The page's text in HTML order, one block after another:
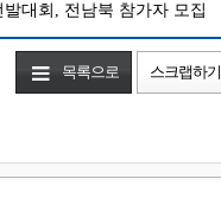
대회, 전남북 참가자 모집
목록으로 스크랩하기